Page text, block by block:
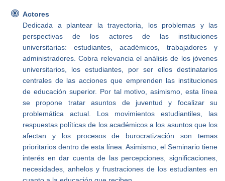
Actores
Dedicada a plantear la trayectoria, los problemas y las
perspectivas de los actores de las instituciones
universitarias: estudiantes, académicos, trabajadores y
administradores. Cobra relevancia el análisis de los jóvenes
universitarios, los estudiantes, por ser ellos destinatarios
centrales de las acciones que emprenden las instituciones
de educación superior. Por tal motivo, asimismo, esta línea
se propone tratar asuntos de juventud y focalizar su
problemática actual. Los movimientos estudiantiles, las
respuestas políticas de los académicos a los asuntos que los
afectan y los procesos de burocratización son temas
prioritarios dentro de esta línea. Asimismo, el Seminario tiene
interés en dar cuenta de las percepciones, significaciones,
necesidades, anhelos y frustraciones de los estudiantes en